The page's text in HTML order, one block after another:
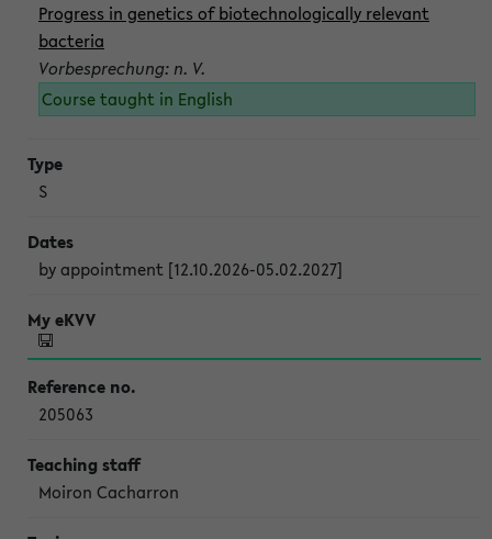
Progress in genetics of biotechnologically relevant
bacteria
Vorbesprechung: n. V.
Course taught in English
S
by appointment [12.10.2026-05.02.2027]
205063
Moiron Cacharron